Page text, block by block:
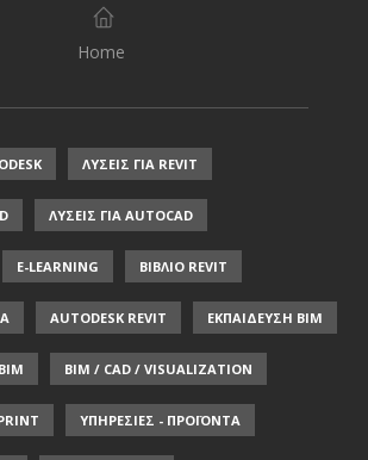
Home
ΛΥΣΕΙΣ ΓΙΑ REVIT
ΛΥΣΕΙΣ ΓΙΑ AUTOCAD
E-LEARNING ΒΙΒΛΙΟ REVIT
AUTODESK REVIT ΕΚΠΑΙΔΕΥΣΗ ΒΙΜ
BIM / CAD / VISUALIZATION
ΥΠΗΡΕΣΙΕΣ - ΠΡΟΪΟΝΤΑ